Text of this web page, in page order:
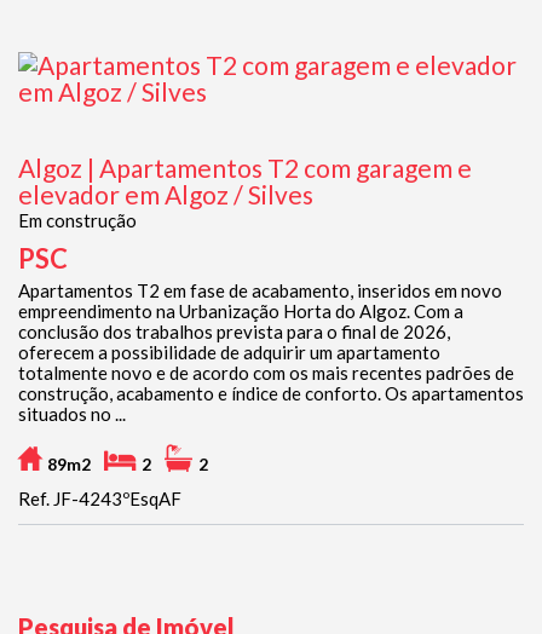
Algoz | Apartamentos T2 com garagem e
elevador em Algoz / Silves
Em construção
PSC
Apartamentos T2 em fase de acabamento, inseridos em novo
empreendimento na Urbanização Horta do Algoz. Com a
conclusão dos trabalhos prevista para o final de 2026,
oferecem a possibilidade de adquirir um apartamento
totalmente novo e de acordo com os mais recentes padrões de
construção, acabamento e índice de conforto. Os apartamentos
situados no ...
89m2 2 2
Ref. JF-4243ºEsqAF
Pesquisa de Imóvel